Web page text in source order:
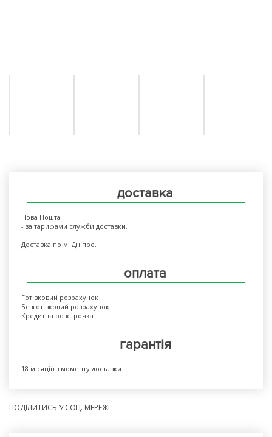
доставка
Нова Пошта
- за тарифами служби доставки.
Доставка по м. Дніпро.
оплата
Готівковий розрахунок
Безготівковий розрахунок
Кредит та розстрочка
гарантія
18 місяців з моменту доставки
ПОДІЛИТИСЬ У СОЦ. МЕРЕЖІ: